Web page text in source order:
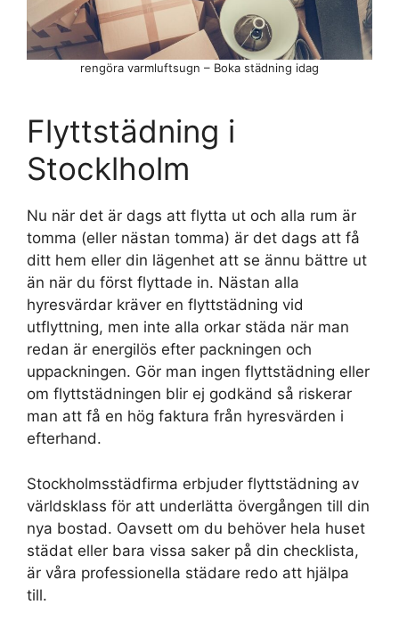
Flyttstädning i
Stocklholm
Nu när det är dags att flytta ut och alla rum är
tomma (eller nästan tomma) är det dags att få
ditt hem eller din lägenhet att se ännu bättre ut
än när du först flyttade in. Nästan alla
hyresvärdar kräver en flyttstädning vid
utflyttning, men inte alla orkar städa när man
redan är energilös efter packningen och
uppackningen. Gör man ingen flyttstädning eller
om flyttstädningen blir ej godkänd så riskerar
man att få en hög faktura från hyresvärden i
efterhand.
Stockholmsstädfirma erbjuder flyttstädning av
världsklass för att underlätta övergången till din
nya bostad. Oavsett om du behöver hela huset
städat eller bara vissa saker på din checklista,
är våra professionella städare redo att hjälpa
till.
rengöra varmluftsugn – Boka städning idag